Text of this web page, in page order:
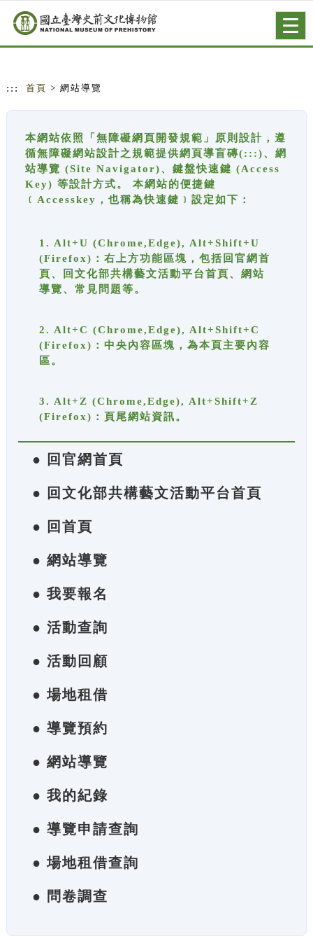
跳到主要內容
網站導覽
::: 首頁 > 網站導覽
本網站依照「無障礙網頁開發規範」原則設計，遵
循無障礙網站設計之規範提供網頁導盲磚(:::)、網
站導覽 (Site Navigator)、鍵盤快速鍵 (Access
Key) 等設計方式。 本網站的便捷鍵
﹝Accesskey，也稱為快速鍵﹞設定如下：
1. Alt+U (Chrome,Edge), Alt+Shift+U
(Firefox)：右上方功能區塊，包括回官網首
頁、回文化部共構藝文活動平台首頁、網站
導覽、常見問題等。
2. Alt+C (Chrome,Edge), Alt+Shift+C
(Firefox)：中央內容區塊，為本頁主要內容
區。
3. Alt+Z (Chrome,Edge), Alt+Shift+Z
(Firefox)：頁尾網站資訊。
● 回官網首頁
● 回文化部共構藝文活動平台首頁
● 回首頁
● 網站導覽
● 我要報名
● 活動查詢
● 活動回顧
● 場地租借
● 導覽預約
● 網站導覽
● 我的紀錄
● 導覽申請查詢
● 場地租借查詢
● 問卷調查